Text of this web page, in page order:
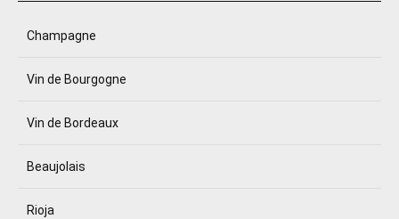
Champagne
Vin de Bourgogne
Vin de Bordeaux
Beaujolais
Rioja